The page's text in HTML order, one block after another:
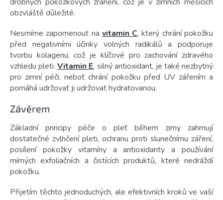
obzvláště důležité.
Nesmíme zapomenout na vitamin C, který chrání pokožku
před negativními účinky volných radikálů a podporuje
tvorbu kolagenu, což je klíčové pro zachování zdravého
vzhledu pleti.Vitamin E, silný antioxidant, je také nezbytný
pro zimní péči, neboť chrání pokožku před UV zářením a
pomáhá udržovat ji udržovat hydratovanou.
Závěrem
Základní principy péče o pleť během zimy zahrnují
dostatečné zvlhčení pleti, ochranu proti slunečnímu záření,
posílení pokožky vitamíny a antioxidanty a používání
mírných exfoliačních a čistících produktů, které nedráždí
pokožku.
Přijetím těchto jednoduchých, ale efektivních kroků ve vaší